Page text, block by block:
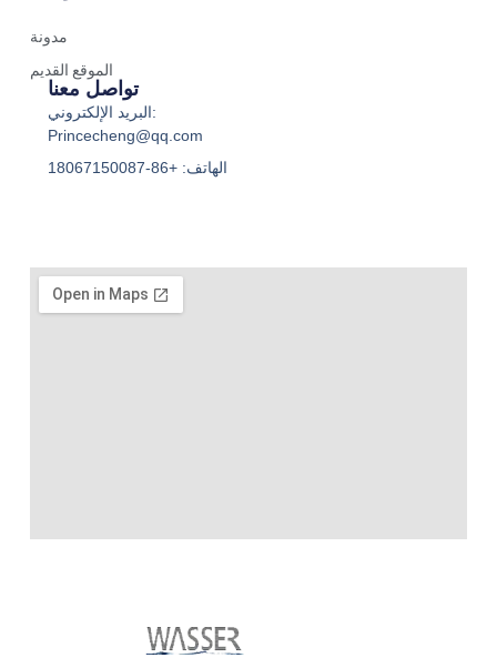
مدونة
الموقع القديم
تواصل معنا
البريد الإلكتروني:
Princecheng@qq.com